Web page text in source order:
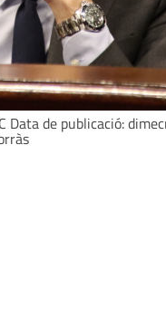
de publicació: